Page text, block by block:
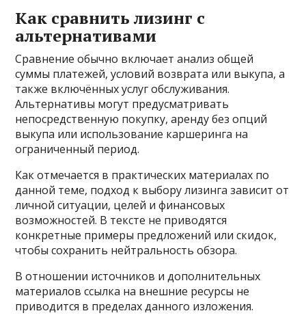
Как сравнить лизинг с
альтернативами
Сравнение обычно включает анализ общей
суммы платежей, условий возврата или выкупа, а
также включённых услуг обслуживания.
Альтернативы могут предусматривать
непосредственную покупку, аренду без опций
выкупа или использование каршеринга на
ограниченный период.
Как отмечается в практических материалах по
данной теме, подход к выбору лизинга зависит от
личной ситуации, целей и финансовых
возможностей. В тексте не приводятся
конкретные примеры предложений или скидок,
чтобы сохранить нейтральность обзора.
В отношении источников и дополнительных
материалов ссылка на внешние ресурсы не
приводится в пределах данного изложения.